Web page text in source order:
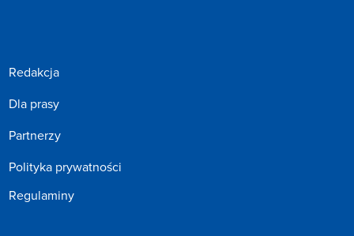
Redakcja
Dla prasy
Partnerzy
Polityka prywatności
Regulaminy